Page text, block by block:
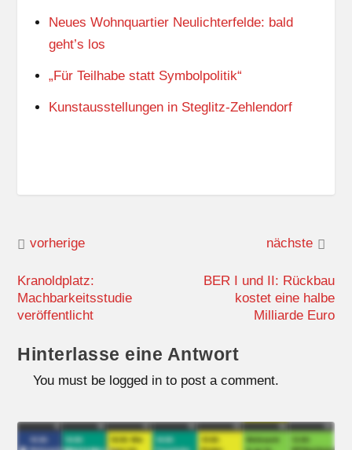
Neues Wohnquartier Neulichterfelde: bald
geht’s los
„Für Teilhabe statt Symbolpolitik“
Kunstausstellungen in Steglitz-Zehlendorf
vorherige
Kranoldplatz:
Machbarkeitsstudie
veröffentlicht
nächste
BER I und II: Rückbau
kostet eine halbe
Milliarde Euro
Hinterlasse eine Antwort
You must be logged in to post a comment.